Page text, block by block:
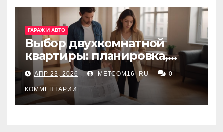
ГАРАЖ И АВТО
Выбор двухкомнатной
квартиры: планировка,
состояние жилья и
проверка документов
АПР 23, 2026 METCOM16_RU 0
КОММЕНТАРИИ